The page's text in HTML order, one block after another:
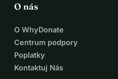
O nás
O WhyDonate
Centrum podpory
Poplatky
Kontaktuj Nás